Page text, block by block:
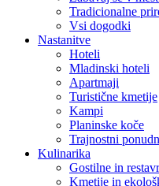
Tradicionalne
Vsi dogodki
Nastanitve
Hoteli
Mladinski hoteli
Apartmaji
Turistične kmetije
Kampi
Planinske koče
Trajnostni
Kulinarika
Gostilne in
Kmetije in